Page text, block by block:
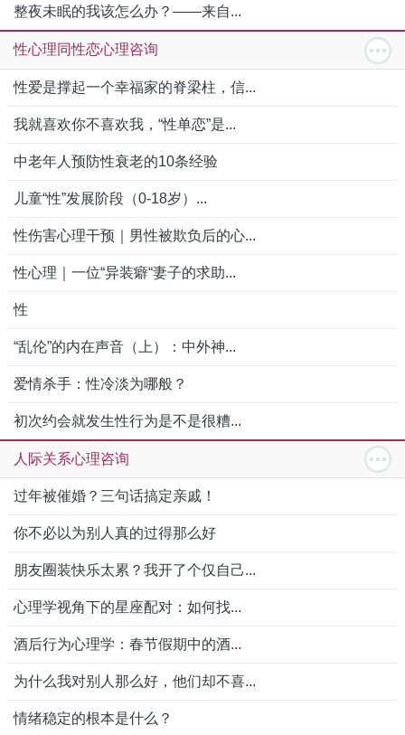
整夜未眠的我该怎么办？——来自...
性心理同性恋心理咨询
性爱是撑起一个幸福家的脊梁柱，信...
我就喜欢你不喜欢我，“性单恋”是...
中老年人预防性衰老的10条经验
儿童“性”发展阶段（0-18岁）...
性伤害心理干预｜男性被欺负后的心...
性心理｜一位“异装癖“妻子的求助...
性
“乱伦”的内在声音（上）：中外神...
爱情杀手：性冷淡为哪般？
初次约会就发生性行为是不是很糟...
人际关系心理咨询
过年被催婚？三句话搞定亲戚！
你不必以为别人真的过得那么好
朋友圈装快乐太累？我开了个仅自己...
心理学视角下的星座配对：如何找...
酒后行为心理学：春节假期中的酒...
为什么我对别人那么好，他们却不喜...
情绪稳定的根本是什么？